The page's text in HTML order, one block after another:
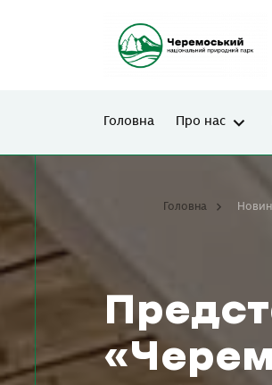
Головна Про нас
Головна